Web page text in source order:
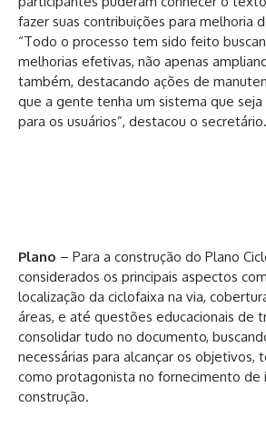
fazer suas contribuições para melhoria
“Todo o processo tem sido feito
melhorias efetivas, não apenas
também, destacando ações de
que a gente tenha um sistema que
para os usuários”, destacou o secretário.
Plano – Para a construção do Plano
considerados os principais aspectos
localização da ciclofaixa na via,
áreas, e até questões educacionais de
consolidar tudo no documento,
necessárias para alcançar os objetivos,
como protagonista no fornecimento de
construção.